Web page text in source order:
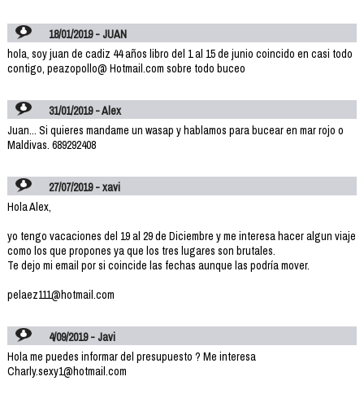
18/01/2019 - JUAN
hola, soy juan de cadiz 44 años libro del 1 al 15 de junio coincido en casi todo
contigo, peazopollo@ Hotmail.com sobre todo buceo
31/01/2019 - Alex
Juan... Si quieres mandame un wasap y hablamos para bucear en mar rojo o
Maldivas. 689292408
27/07/2019 - xavi
Hola Alex,
yo tengo vacaciones del 19 al 29 de Diciembre y me interesa hacer algun viaje
como los que propones ya que los tres lugares son brutales.
Te dejo mi email por si coincide las fechas aunque las podría mover.
pelaez111@hotmail.com
4/09/2019 - Javi
Hola me puedes informar del presupuesto ? Me interesa
Charly.sexy1@hotmail.com